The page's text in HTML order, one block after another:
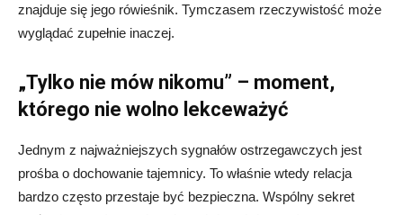
znajduje się jego rówieśnik. Tymczasem rzeczywistość może
wyglądać zupełnie inaczej.
„Tylko nie mów nikomu” – moment,
którego nie wolno lekceważyć
Jednym z najważniejszych sygnałów ostrzegawczych jest
prośba o dochowanie tajemnicy. To właśnie wtedy relacja
bardzo często przestaje być bezpieczna. Wspólny sekret